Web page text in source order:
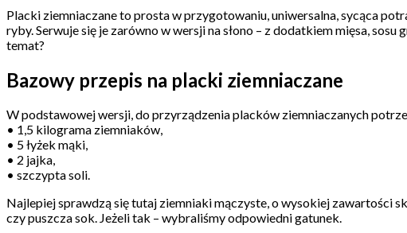
Placki ziemniaczane to prosta w przygotowaniu, uniwersalna, sycąca
ryby. Serwuje się je zarówno w wersji na słono – z dodatkiem mięsa,
temat?
Bazowy przepis na placki ziemniaczane
W podstawowej wersji, do przyrządzenia placków ziemniaczanych
• 1,5 kilograma ziemniaków,
• 5 łyżek mąki,
• 2 jajka,
• szczypta soli.
Najlepiej sprawdzą się tutaj ziemniaki mączyste, o wysokiej zawartości
czy puszcza sok. Jeżeli tak – wybraliśmy odpowiedni gatunek.